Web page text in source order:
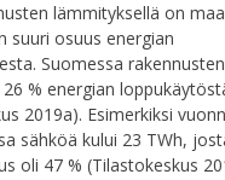
lämmityksellä on
suuri osuus energian
Suomessa
% energian
2019a). Esimerkiksi
sähköä kului 23 TWh,
oli 47 % (Tilastokeskus